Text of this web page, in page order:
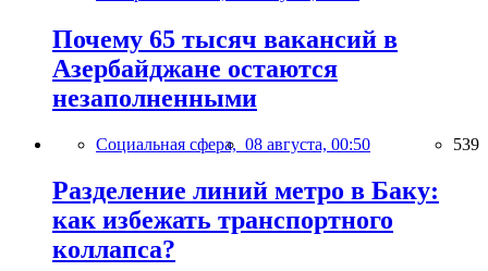
Почему 65 тысяч вакансий в
Азербайджане остаются
незаполненными
Социальная сфера, 08 августа, 00:50 539
Разделение линий метро в Баку:
как избежать транспортного
коллапса?